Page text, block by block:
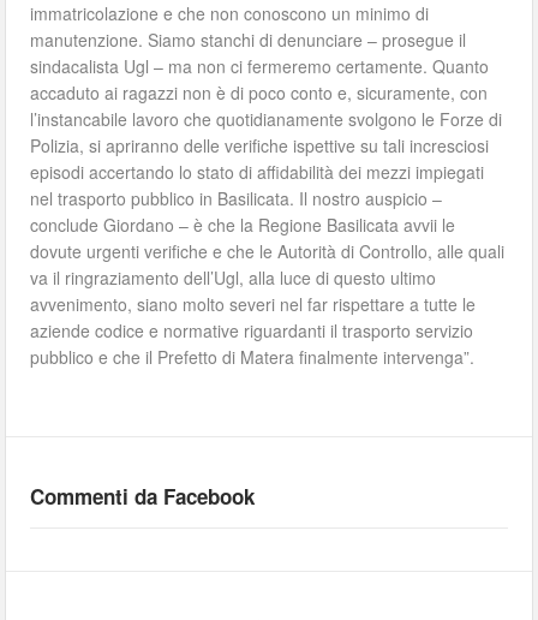
immatricolazione e che non conoscono un minimo di
manutenzione. Siamo stanchi di denunciare – prosegue il
sindacalista Ugl – ma non ci fermeremo certamente. Quanto
accaduto ai ragazzi non è di poco conto e, sicuramente, con
l’instancabile lavoro che quotidianamente svolgono le Forze di
Polizia, si apriranno delle verifiche ispettive su tali incresciosi
episodi accertando lo stato di affidabilità dei mezzi impiegati
nel trasporto pubblico in Basilicata. Il nostro auspicio –
conclude Giordano – è che la Regione Basilicata avvii le
dovute urgenti verifiche e che le Autorità di Controllo, alle quali
va il ringraziamento dell’Ugl, alla luce di questo ultimo
avvenimento, siano molto severi nel far rispettare a tutte le
aziende codice e normative riguardanti il trasporto servizio
pubblico e che il Prefetto di Matera finalmente intervenga”.
Commenti da Facebook